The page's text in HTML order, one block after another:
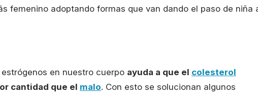
femenino adoptando formas que van dando el paso de niña
en nuestro cuerpo ayuda a que el colesterol
cantidad que el malo. Con esto se solucionan algunos